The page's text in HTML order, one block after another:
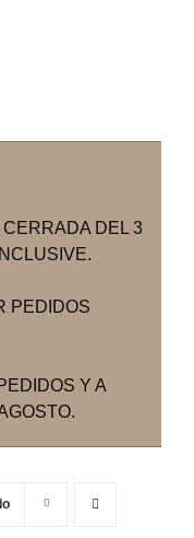
DEL 3
PEDIDOS
Y A